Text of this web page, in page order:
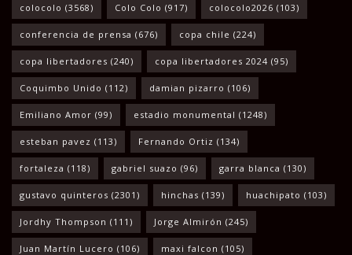
colocolo (3568) Colo Colo (917) colocolo2026 (103)
conferencia de prensa (676) copa chile (224)
copa libertadores (240) copa libertadores 2024 (95)
Coquimbo Unido (112) damian pizarro (106)
Emiliano Amor (99) estadio monumental (1248)
esteban pavez (113) Fernando Ortiz (134)
fortaleza (118) gabriel suazo (96) garra blanca (130)
gustavo quinteros (2301) hinchas (139) huachipato (103)
Jordhy Thompson (111) Jorge Almirón (245)
Juan Martín Lucero (106) maxi falcon (105)